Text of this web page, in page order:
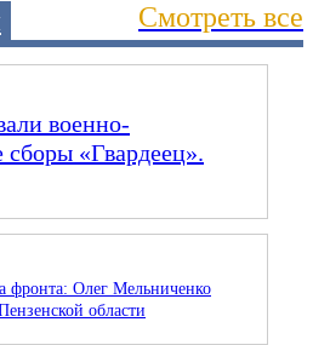
Смотреть все
военно-
сборы «Гвардеец».
фронта: Олег Мельниченко
области